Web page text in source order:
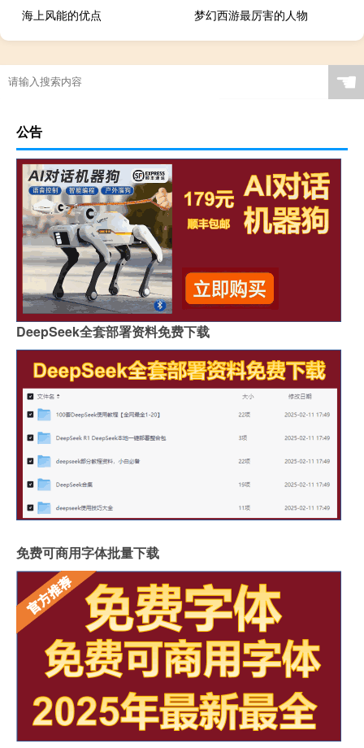
海上风能的优点
梦幻西游最厉害的人物
☚
公告
DeepSeek全套部署资料免费下载
免费可商用字体批量下载